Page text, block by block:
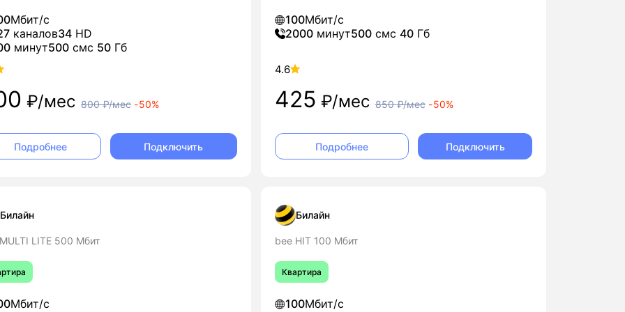
Мбит/с
каналов34 HD
минут500 смс 50 Гб
₽/мес 800₽/мес -50%
Подробнее Подключить
100Мбит/с
2000 минут500 смс 40 Гб
4.6
425 ₽/мес 850₽/мес -50%
Подробнее Подключить
Билайн
LITE 500 Мбит
Мбит/с
Билайн
bee HIT 100 Мбит
Квартира
100Мбит/с